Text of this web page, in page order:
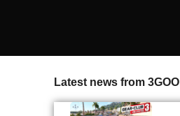
Latest news from 3GOO